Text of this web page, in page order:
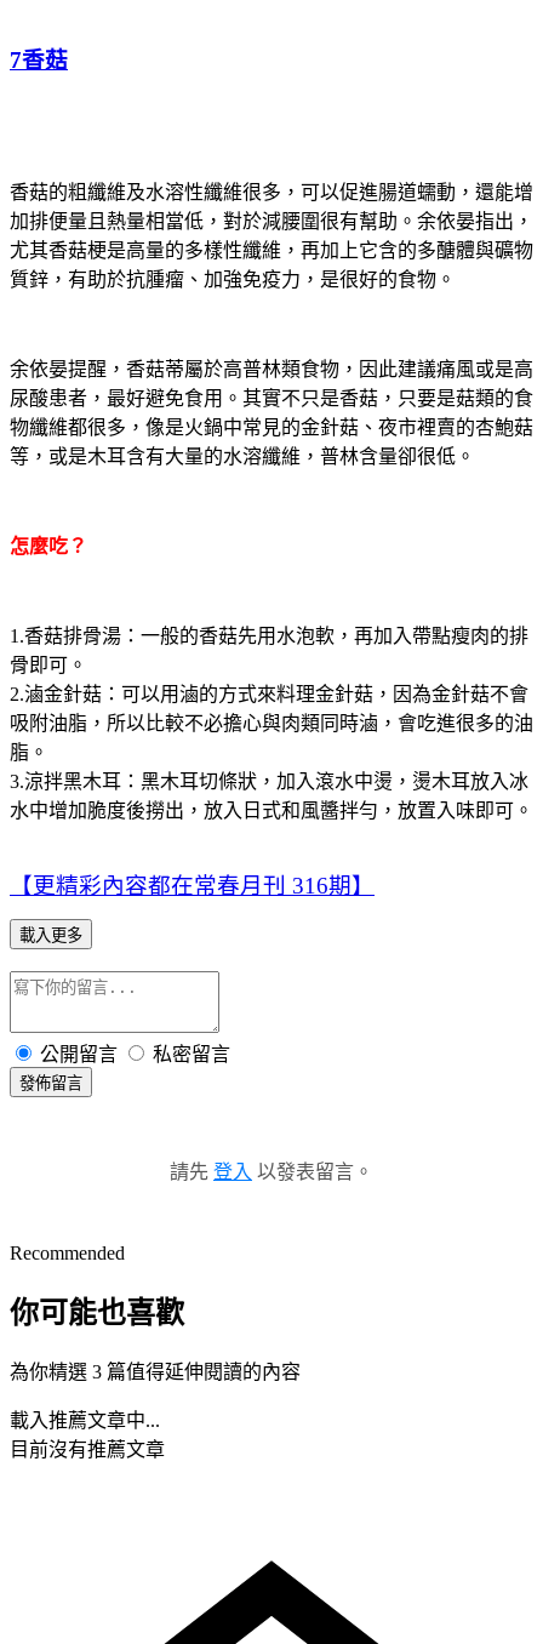
7香菇
香菇的粗纖維及水溶性纖維很多，可以促進腸道蠕動，還能增
加排便量且熱量相當低，對於減腰圍很有幫助。余依晏指出，
尤其香菇梗是高量的多樣性纖維，再加上它含的多醣體與礦物
質鋅，有助於抗腫瘤、加強免疫力，是很好的食物。
余依晏提醒，香菇蒂屬於高普林類食物，因此建議痛風或是高
尿酸患者，最好避免食用。其實不只是香菇，只要是菇類的食
物纖維都很多，像是火鍋中常見的金針菇、夜市裡賣的杏鮑菇
等，或是木耳含有大量的水溶纖維，普林含量卻很低。
怎麼吃？
1.香菇排骨湯：一般的香菇先用水泡軟，再加入帶點瘦肉的排
骨即可。
2.滷金針菇：可以用滷的方式來料理金針菇，因為金針菇不會
吸附油脂，所以比較不必擔心與肉類同時滷，會吃進很多的油
脂。
3.涼拌黑木耳：黑木耳切條狀，加入滾水中燙，燙木耳放入冰
水中增加脆度後撈出，放入日式和風醬拌勻，放置入味即可。
【更精彩內容都在常春月刊 316期】
載入更多
公開留言 私密留言
發佈留言
請先 登入 以發表留言。
Recommended
你可能也喜歡
為你精選 3 篇值得延伸閱讀的內容
載入推薦文章中...
目前沒有推薦文章